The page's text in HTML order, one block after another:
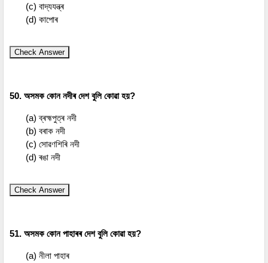
(c) বাদ্যযন্ত্ৰ
(d) কাপোৰ
Check Answer
50. অসমক কোন নদীৰ দেশ বুলি কোৱা হয়?
(a) ব্ৰহ্মপুত্ৰ নদী
(b) বৰাক নদী
(c) সোৱণশিৰি নদী
(d) ৰঙা নদী
Check Answer
51. অসমক কোন পাহাৰৰ দেশ বুলি কোৱা হয়?
(a) নীলা পাহাৰ